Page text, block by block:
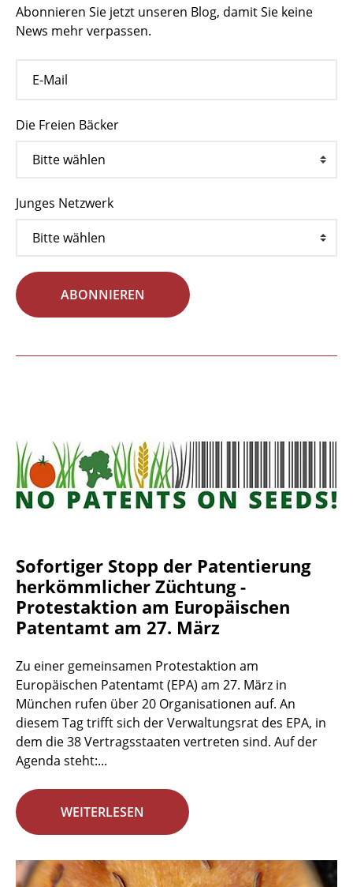
Abonnieren Sie jetzt unseren Blog, damit Sie keine
News mehr verpassen.
Die Freien Bäcker
Junges Netzwerk
ABONNIEREN
Sofortiger Stopp der Patentierung
herkömmlicher Züchtung -
Protestaktion am Europäischen
Patentamt am 27. März
Zu einer gemeinsamen Protestaktion am
Europäischen Patentamt (EPA) am 27. März in
München rufen über 20 Organisationen auf. An
diesem Tag trifft sich der Verwaltungsrat des EPA, in
dem die 38 Vertragsstaaten vertreten sind. Auf der
Agenda steht:...
WEITERLESEN